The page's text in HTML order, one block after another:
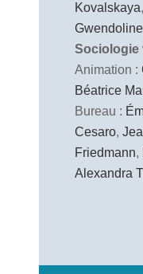
Kovalskaya,
Sociologie
Animation :
Béatrice
Bureau :
Cesaro,
Friedmann,
Alexandra